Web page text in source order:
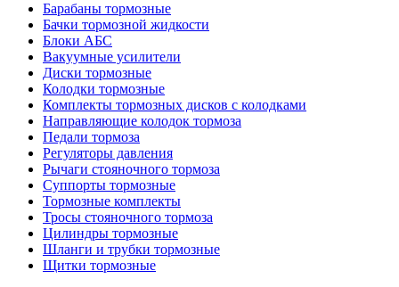
Барабаны тормозные
Бачки тормозной жидкости
Блоки АБС
Вакуумные усилители
Диски тормозные
Колодки тормозные
Комплекты тормозных дисков с колодками
Направляющие колодок тормоза
Педали тормоза
Регуляторы давления
Рычаги стояночного тормоза
Суппорты тормозные
Тормозные комплекты
Тросы стояночного тормоза
Цилиндры тормозные
Шланги и трубки тормозные
Щитки тормозные